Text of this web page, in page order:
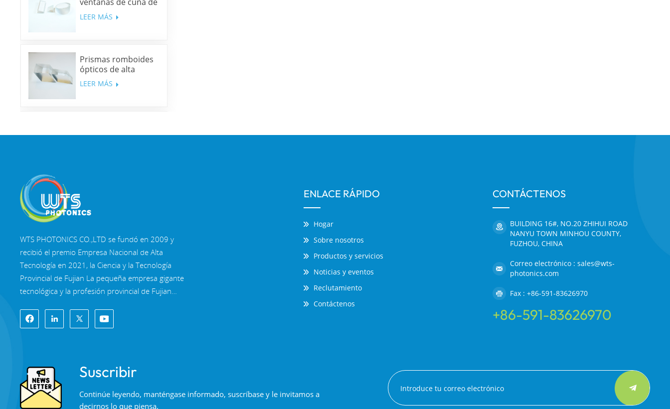
sílice fundida y N-
BK7
LEER MÁS
Prismas romboides
ópticos de alta
precisión
LEER MÁS
multibanda
WTS PHOTONICS CO.,LTD se fundó en 2009 y
recibió el premio Empresa Nacional de Alta
Tecnología en 2021, la Ciencia y la Tecnología
Provincial de Fujian La pequeña empresa gigante
tecnológica y la profesión provincial de Fujian
en 2022. WTS se ubica en el Hermosa ciudad
costera del sureste, Fuzhou, una famosa ciudad
un grupo de personal técnico calificado y un
sistema completo de procesamiento óptico,
Sistema de recubrimiento, sistema de ensamblaje
ENLACE RÁPIDO
Hogar
Sobre nosotros
Productos y servicios
Noticias y eventos
Reclutamiento
Contáctenos
CONTÁCTENOS
BUILDING 16#, NO.20 ZHIHUI ROAD
NANYU TOWN MINHOU COUNTY,
FUZHOU, CHINA
Correo electrónico : sales@wts-
photonics.com
Fax : +86-591-83626970
+86-591-83626970
Suscribir
Continúe leyendo, manténgase informado, suscríbase y le invitamos a
decirnos lo que piensa.